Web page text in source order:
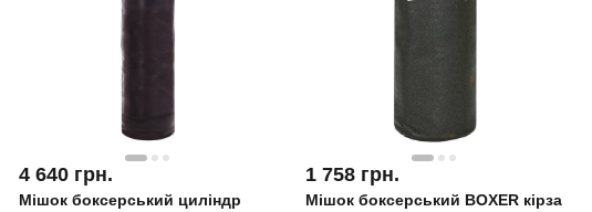
4 640 грн.
Мішок боксерський циліндр
1 758 грн.
Мішок боксерський BOXER кірза